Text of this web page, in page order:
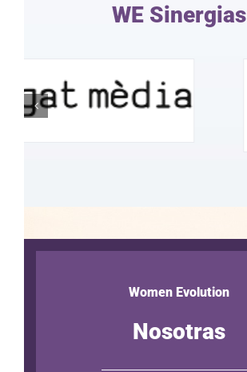
WE Sinergias
Women Evolution
Nosotras